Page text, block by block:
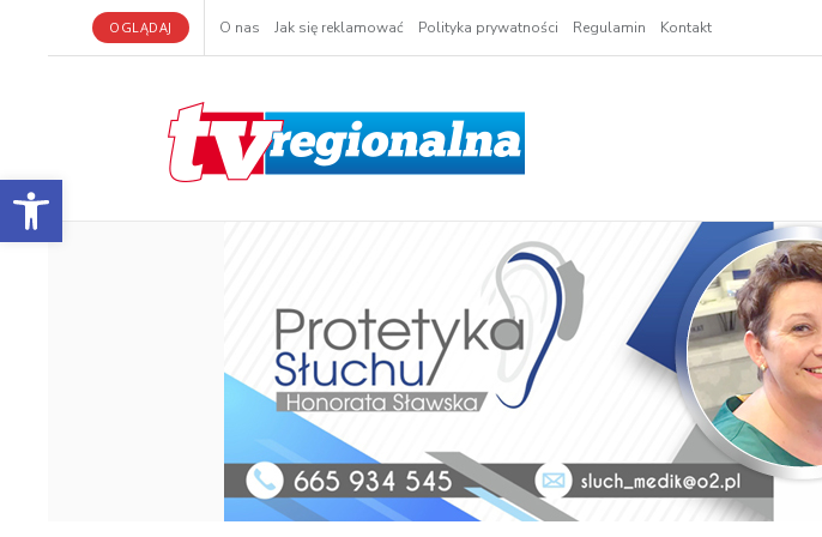
Otwórz pasek narzędzi
OGLĄDAJ O nas Jak się reklamować Polityka prywatności Regulamin Kontakt